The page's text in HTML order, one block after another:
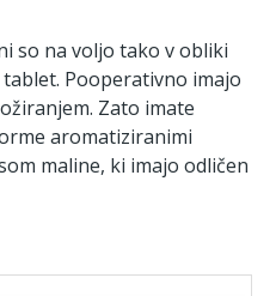
so na voljo tako v obliki
Pooperativno imajo
Zato imate
aromatiziranimi
maline, ki imajo odličen